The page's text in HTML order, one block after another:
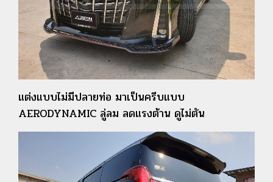
แต่งแบบไม่มีปลายท่อ มาเป็นครีบแบบ
AERODYNAMIC ลู่ลม ลดแรงต้าน ดูไม่ตัน